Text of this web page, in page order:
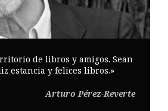
de libros y amigos. Sean
estancia y felices libros.»
Arturo Pérez-Reverte